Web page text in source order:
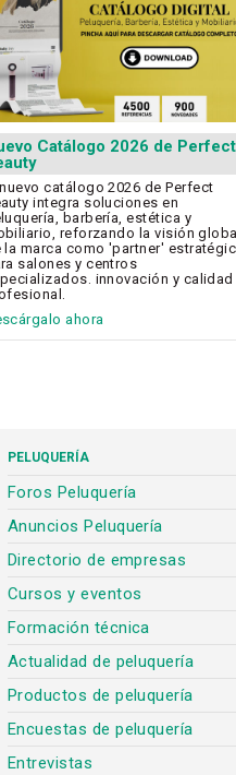
Catálogo 2026 de Perfect
catálogo 2026 de Perfect
integra soluciones en
barbería, estética y
reforzando la visión global
la marca como 'partner'
salones y centros
innovación y calidad
ahora
PELUQUERÍA
Foros Peluquería
Anuncios Peluquería
Directorio de empresas
Cursos y eventos
Formación técnica
Actualidad de peluquería
Productos de peluquería
Encuestas de peluquería
Entrevistas